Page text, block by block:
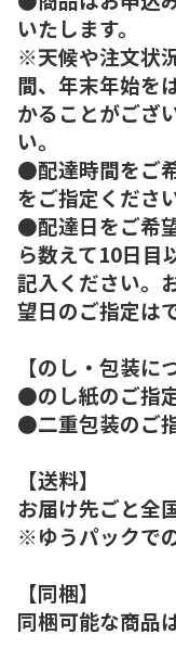
いたします。
※天候や注文状
間、年末年始を
かることがござ
い。
●配達時間をご
をご指定ください
●配達日をご希
ら数えて10日目
記入ください。
望日のご指定は
【のし・包装に
●のし紙のご指
●二重包装のご
【送料】
お届け先ごと全
※ゆうパックで
【同梱】
同梱可能な商品